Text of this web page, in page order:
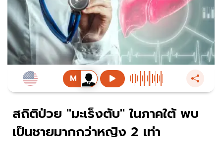
สถิติป่วย "มะเร็งตับ" ในภาคใต้ พบ
เป็นชายมากกว่าหญิง 2 เท่า